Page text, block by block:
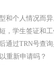
和个人情况而异
，学生签证和
通过TRN号查询
重新申请吗？